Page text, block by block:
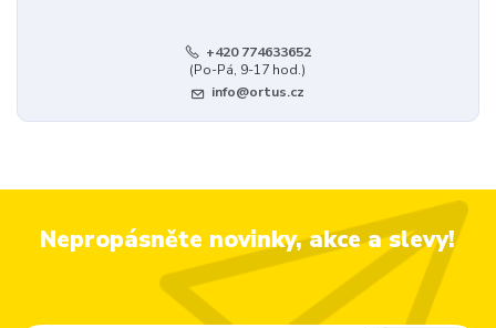
+420 774633652
(Po-Pá, 9-17 hod.)
info@ortus.cz
Nepropásněte novinky, akce a slevy!